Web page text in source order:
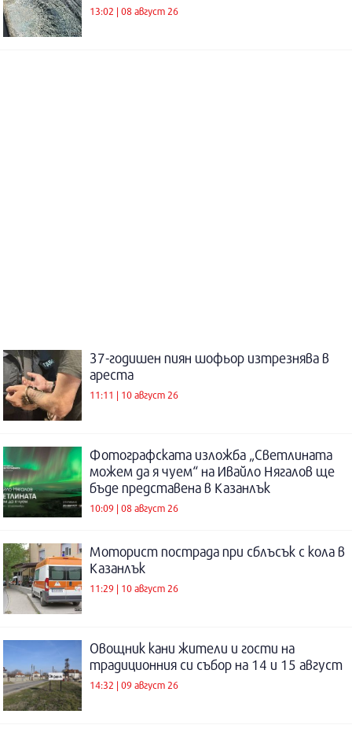
13:02 | 08 август 26
37-годишен пиян шофьор изтрезнява в
ареста
11:11 | 10 август 26
Фотографската изложба „Светлината
можем да я чуем“ на Ивайло Нягалов ще
бъде представена в Казанлък
10:09 | 08 август 26
Моторист пострада при сблъсък с кола в
Казанлък
11:29 | 10 август 26
Овощник кани жители и гости на
традиционния си събор на 14 и 15 август
14:32 | 09 август 26